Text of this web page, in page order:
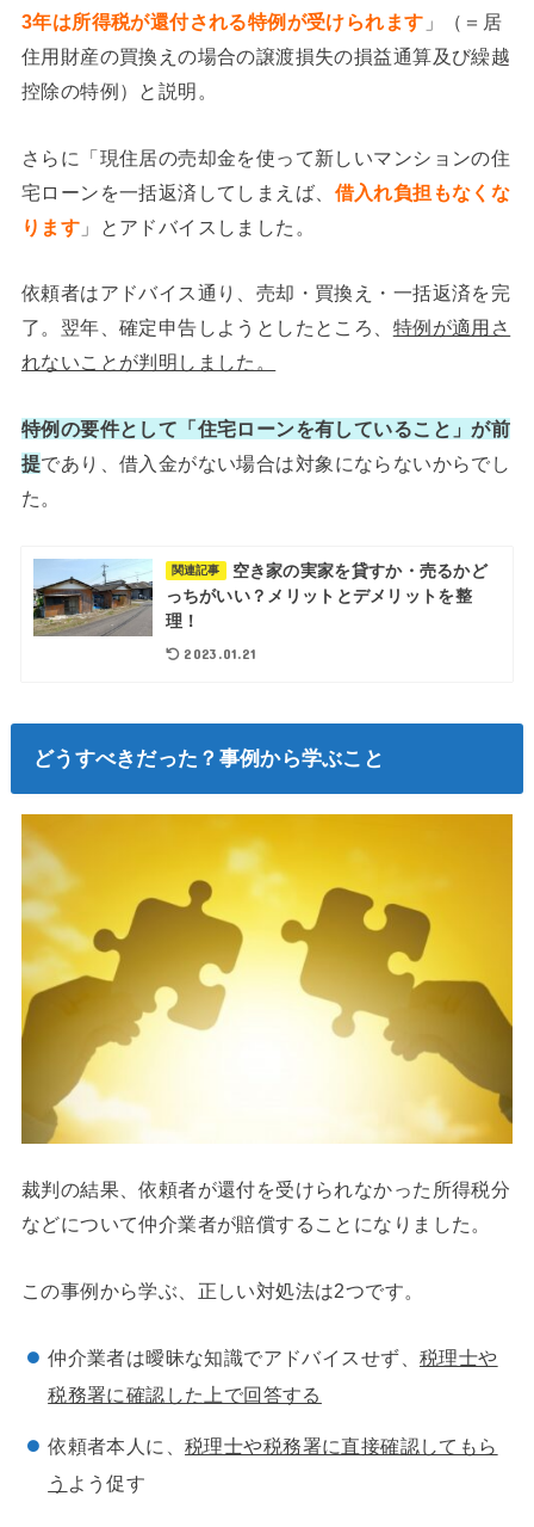
3年は所得税が還付される特例が受けられます 」（＝居
住用財産の買換えの場合の譲渡損失の損益通算及び繰越
控除の特例）と説明。
さらに「現住居の売却金を使って新しいマンションの住
宅ローンを一括返済してしまえば、 借入れ負担もなくな
ります 」とアドバイスしました。
依頼者はアドバイス通り、売却・買換え・一括返済を完
了。翌年、確定申告しようとしたところ、 特例が適用さ
れないことが判明しました。
特例の要件として「住宅ローンを有していること」が前
提であり、借入金がない場合は対象にならないからでし
た。
関連記事
空き家の実家を貸すか・売るかど
っちがいい？メリットとデメリットを整
理！
2023.01.21
どうすべきだった？事例から学ぶこと
裁判の結果、依頼者が還付を受けられなかった所得税分
などについて仲介業者が賠償することになりました。
この事例から学ぶ、正しい対処法は2つです。
仲介業者は曖昧な知識でアドバイスせず、 税理士や
税務署に確認した上で回答する
依頼者本人に、税理士や税務署に直接確認してもら
う よう促す